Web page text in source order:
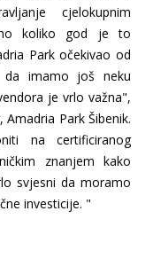
cjelokupnim
koliko god je to
Park očekivao od
da imamo još neku
je vrlo važna",
Park Šibenik.
na certificiranog
znanjem kako
svjesni da moramo
investicije. "